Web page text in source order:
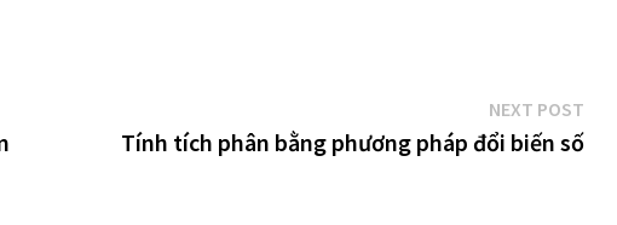
NEXT POSTNext
post:
Tính tích phân bằng phương pháp đổi biến số